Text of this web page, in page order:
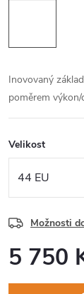
Inovovaný
poměrem výkon/
Velikost
Možnosti
5 750